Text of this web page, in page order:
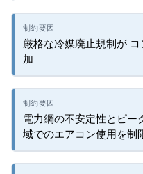
厳格な冷媒廃止規制が
加
電力網の不安定性とピー
域でのエアコン使用を制